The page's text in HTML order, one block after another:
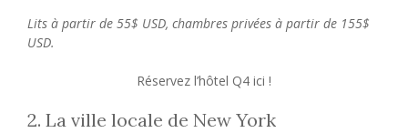
Lits à partir de 55$ USD, chambres privées à partir de 155$
USD.
Réservez l’hôtel Q4 ici !
2. La ville locale de New York